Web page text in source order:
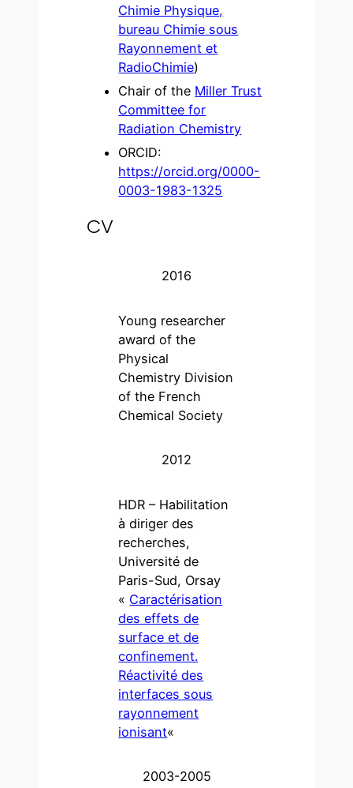
Chimie Physique,
bureau Chimie sous
Rayonnement et
RadioChimie)
Chair of the Miller Trust
Committee for
Radiation Chemistry
ORCID:
https://orcid.org/0000-
0003-1983-1325
CV
2016
Young researcher
award of the
Physical
Chemistry Division
of the French
Chemical Society
2012
HDR – Habilitation
à diriger des
recherches,
Université de
Paris-Sud, Orsay
« Caractérisation
des effets de
surface et de
confinement.
Réactivité des
interfaces sous
rayonnement
ionisant«
2003-2005